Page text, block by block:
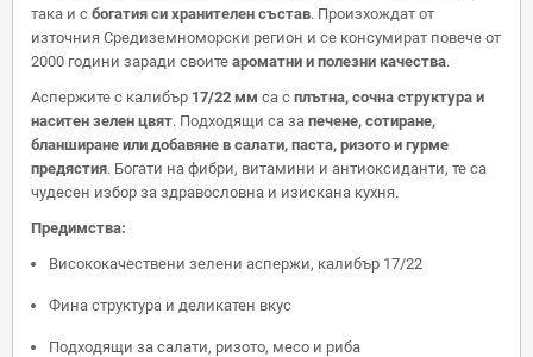
така и с богатия си хранителен състав. Произхождат от
източния Средиземноморски регион и се консумират повече от
2000 години заради своите ароматни и полезни качества.
Аспержите с калибър 17/22 мм са с плътна, сочна структура и
наситен зелен цвят. Подходящи са за печене, сотиране,
бланширане или добавяне в салати, паста, ризото и гурме
предястия. Богати на фибри, витамини и антиоксиданти, те са
чудесен избор за здравословна и изискана кухня.
Предимства:
Висококачествени зелени аспержи, калибър 17/22
Фина структура и деликатен вкус
Подходящи за салати, ризото, месо и риба